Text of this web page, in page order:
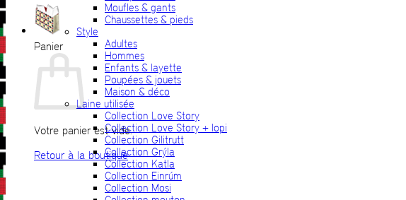
Panier
Votre panier est vide.
Retour à la boutique
Moufles & gants
Chaussettes & pieds
Style
Adultes
Hommes
Enfants & layette
Poupées & jouets
Maison & déco
Laine utilisée
Collection Love Story
Collection Love Story + lopi
Collection Gilitrutt
Collection Grýla
Collection Katla
Collection Einrúm
Collection Mosi